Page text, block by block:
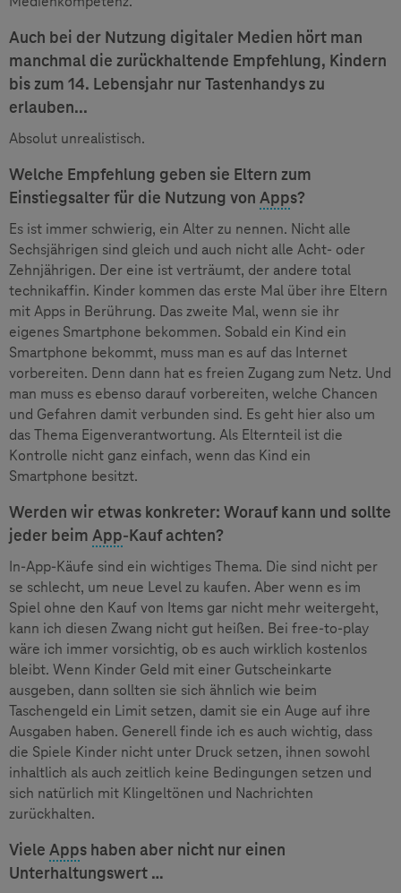
Auch bei der Nutzung digitaler Medien hört man
manchmal die zurückhaltende Empfehlung, Kindern
bis zum 14. Lebensjahr nur Tastenhandys zu
erlauben...
Absolut unrealistisch.
Welche Empfehlung geben sie Eltern zum
Einstiegsalter für die Nutzung von Apps?
Es ist immer schwierig, ein Alter zu nennen. Nicht alle
Sechsjährigen sind gleich und auch nicht alle Acht- oder
Zehnjährigen. Der eine ist verträumt, der andere total
technikaffin. Kinder kommen das erste Mal über ihre Eltern
mit Apps in Berührung. Das zweite Mal, wenn sie ihr
eigenes Smartphone bekommen. Sobald ein Kind ein
Smartphone bekommt, muss man es auf das Internet
vorbereiten. Denn dann hat es freien Zugang zum Netz. Und
man muss es ebenso darauf vorbereiten, welche Chancen
und Gefahren damit verbunden sind. Es geht hier also um
das Thema Eigenverantwortung. Als Elternteil ist die
Kontrolle nicht ganz einfach, wenn das Kind ein
Smartphone besitzt.
Werden wir etwas konkreter: Worauf kann und sollte
jeder beim App-Kauf achten?
In-App-Käufe sind ein wichtiges Thema. Die sind nicht per
se schlecht, um neue Level zu kaufen. Aber wenn es im
Spiel ohne den Kauf von Items gar nicht mehr weitergeht,
kann ich diesen Zwang nicht gut heißen. Bei free-to-play
wäre ich immer vorsichtig, ob es auch wirklich kostenlos
bleibt. Wenn Kinder Geld mit einer Gutscheinkarte
ausgeben, dann sollten sie sich ähnlich wie beim
Taschengeld ein Limit setzen, damit sie ein Auge auf ihre
Ausgaben haben. Generell finde ich es auch wichtig, dass
die Spiele Kinder nicht unter Druck setzen, ihnen sowohl
inhaltlich als auch zeitlich keine Bedingungen setzen und
sich natürlich mit Klingeltönen und Nachrichten
zurückhalten.
Viele Apps haben aber nicht nur einen
Unterhaltungswert …